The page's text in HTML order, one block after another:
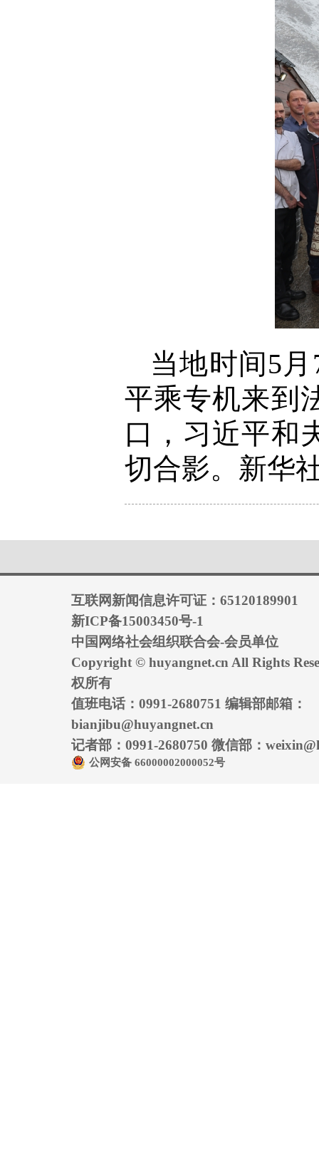
当地时间5
平乘专机来到
口，习近平和
切合影。新华
互联网新闻信息许可证：65120189901
新ICP备15003450号-1
中国网络社会组织联合会-会员单位
Copyright © huyangnet.cn All Rights
权所有
值班电话：0991-2680751 编辑部邮箱：
bianjibu@huyangnet.cn
记者部：0991-2680750 微信部：
公网安备 66000002000052号